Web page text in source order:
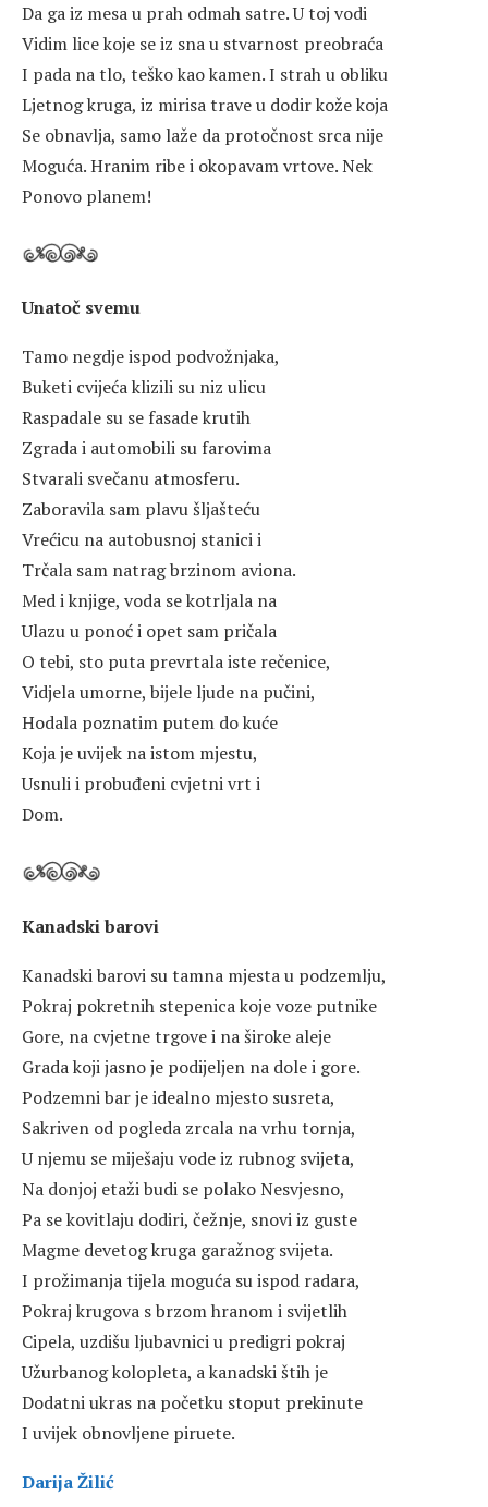
Da ga iz mesa u prah odmah satre. U toj vodi
Vidim lice koje se iz sna u stvarnost preobraća
I pada na tlo, teško kao kamen. I strah u obliku
Ljetnog kruga, iz mirisa trave u dodir kože koja
Se obnavlja, samo laže da protočnost srca nije
Moguća. Hranim ribe i okopavam vrtove. Nek
Ponovo planem!
Unatoč svemu
Tamo negdje ispod podvožnjaka,
Buketi cvijeća klizili su niz ulicu
Raspadale su se fasade krutih
Zgrada i automobili su farovima
Stvarali svečanu atmosferu.
Zaboravila sam plavu šljašteću
Vrećicu na autobusnoj stanici i
Trčala sam natrag brzinom aviona.
Med i knjige, voda se kotrljala na
Ulazu u ponoć i opet sam pričala
O tebi, sto puta prevrtala iste rečenice,
Vidjela umorne, bijele ljude na pučini,
Hodala poznatim putem do kuće
Koja je uvijek na istom mjestu,
Usnuli i probuđeni cvjetni vrt i
Dom.
Kanadski barovi
Kanadski barovi su tamna mjesta u podzemlju,
Pokraj pokretnih stepenica koje voze putnike
Gore, na cvjetne trgove i na široke aleje
Grada koji jasno je podijeljen na dole i gore.
Podzemni bar je idealno mjesto susreta,
Sakriven od pogleda zrcala na vrhu tornja,
U njemu se miješaju vode iz rubnog svijeta,
Na donjoj etaži budi se polako Nesvjesno,
Pa se kovitlaju dodiri, čežnje, snovi iz guste
Magme devetog kruga garažnog svijeta.
I prožimanja tijela moguća su ispod radara,
Pokraj krugova s brzom hranom i svijetlih
Cipela, uzdišu ljubavnici u predigri pokraj
Užurbanog kolopleta, a kanadski štih je
Dodatni ukras na početku stoput prekinute
I uvijek obnovljene piruete.
Darija Žilić